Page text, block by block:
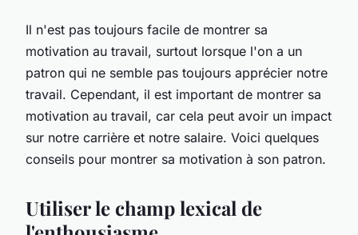
Il n'est pas toujours facile de montrer sa
motivation au travail, surtout lorsque l'on a un
patron qui ne semble pas toujours apprécier notre
travail. Cependant, il est important de montrer sa
motivation au travail, car cela peut avoir un impact
sur notre carrière et notre salaire. Voici quelques
conseils pour montrer sa motivation à son patron.
Utiliser le champ lexical de